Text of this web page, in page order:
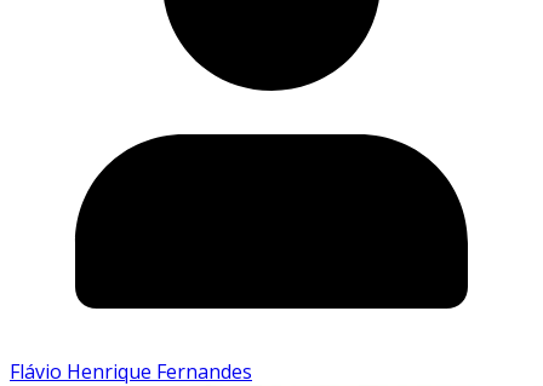
Flávio Henrique Fernandes